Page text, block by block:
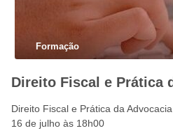
Formação
Direito Fiscal e Prática da
16 de julho às 18h00